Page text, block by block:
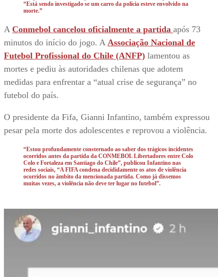
“Está sendo investigado se um carro da polícia esteve envolvido na
morte.”
A Conmebol cancelou oficialmente a partida após 73
minutos do início do jogo. A Associação Nacional de
Futebol Profissional do Chile (ANFP) lamentou as
mortes e pediu às autoridades chilenas que adotem
medidas para enfrentar a “atual crise de segurança” no
futebol do país.
O presidente da Fifa, Gianni Infantino, também expressou
pesar pela morte dos adolescentes e reprovou a violência.
“Estou profundamente consternado ao saber dos trágicos incidentes
ocorridos antes da partida da CONMEBOL Libertadores entre Colo
Colo e Fortaleza em Santiago do Chile”, publicou Infantino nas
redes sociais, “A FIFA condena decididamente os atos de violência
ocorridos no âmbito da mencionada partida. Como já dissemos
muitas vezes, a violência não deve ter lugar no futebol”.